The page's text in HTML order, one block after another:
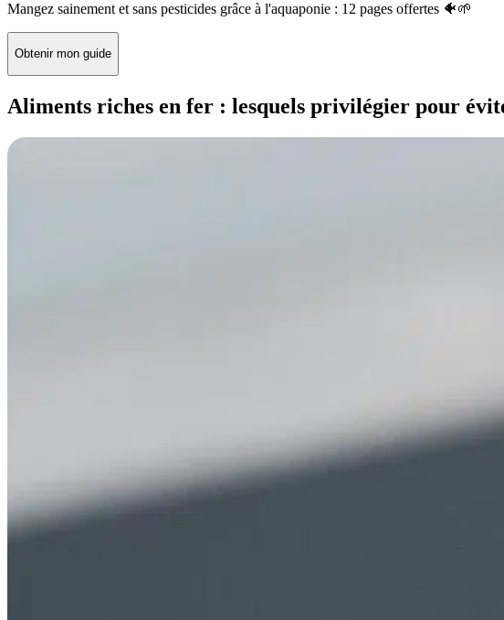
Mangez sainement et sans pesticides grâce à l'aquaponie : 12 pages offertes 🐠🌱
Obtenir mon guide
Aliments riches en fer : lesquels privilégier pour